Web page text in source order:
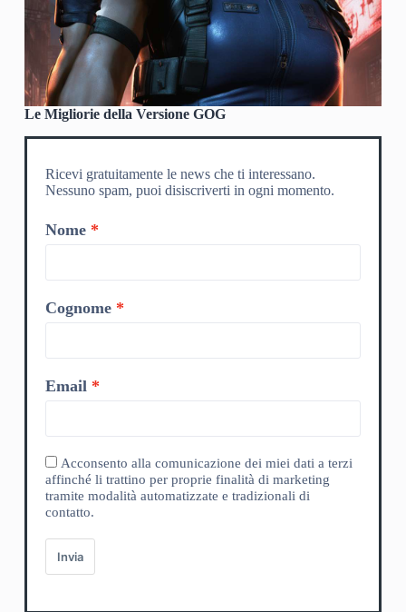
Le Migliorie della Versione GOG
Ricevi gratuitamente le news che ti interessano.
Nessuno spam, puoi disiscriverti in ogni momento.
Nome
Cognome
Email
Acconsento alla comunicazione dei miei dati a terzi
affinché li trattino per proprie finalità di marketing
tramite modalità automatizzate e tradizionali di
contatto.
Invia